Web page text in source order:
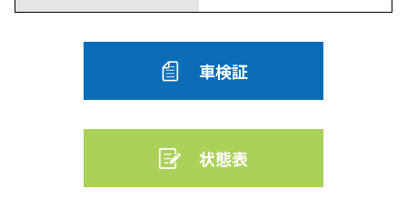
車検証
状態表